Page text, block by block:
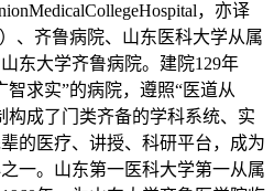
，亦译
、齐鲁病院、山东医科大学从属
东大学齐鲁病院。建院129年
求实”的病院，遵照“医道从
构成了门类齐备的学科系统、实
的医疗、讲授、科研平台，成为
一。山东第一医科大学第一从属